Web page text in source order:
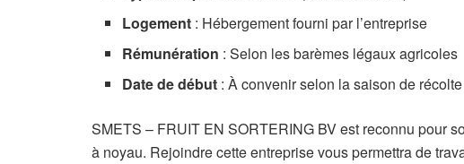
Logement : Hébergement fourni par l’entreprise
Rémunération : Selon les barèmes légaux agricoles
Date de début : À convenir selon la saison de récolte
SMETS – FRUIT EN SORTERING BV est reconnu pour
à noyau. Rejoindre cette entreprise vous permettra de